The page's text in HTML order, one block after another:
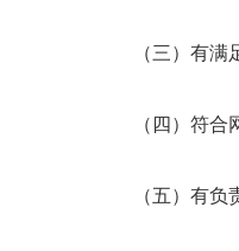
（三）有
（四）符
（五）有